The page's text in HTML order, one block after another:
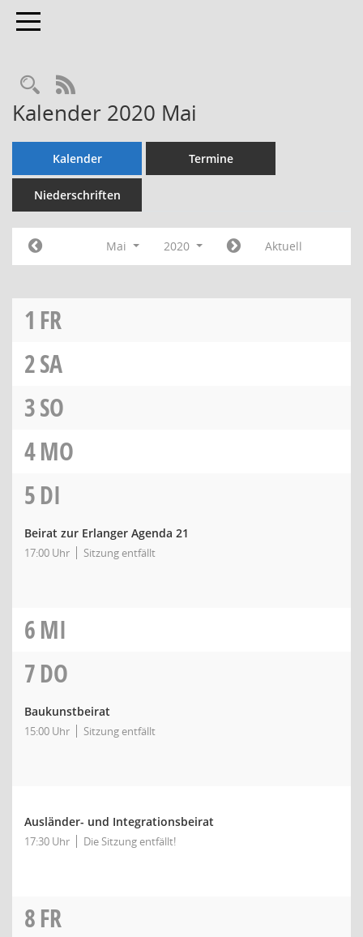
Toggle navigation
Rechercheauswahl
RSS-Feed
Kalender 2020 Mai
Kalender Termine
Niederschriften
Mai 2020 Aktuell
1 FR
2SA
3SO
4MO
5DI
Beirat zur Erlanger Agenda 21
17:00 Uhr Sitzung entfällt
6MI
7DO
Baukunstbeirat
15:00 Uhr Sitzung entfällt
Ausländer- und Integrationsbeirat
17:30 Uhr Die Sitzung entfällt!
8FR